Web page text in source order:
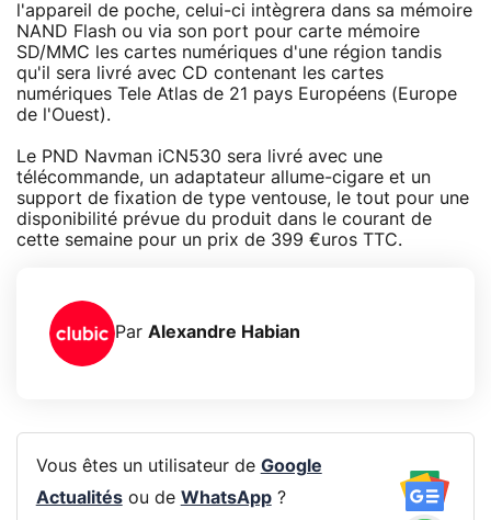
l'appareil de poche, celui-ci intègrera dans sa mémoire
NAND Flash ou via son port pour carte mémoire
SD/MMC les cartes numériques d'une région tandis
qu'il sera livré avec CD contenant les cartes
numériques Tele Atlas de 21 pays Européens (Europe
de l'Ouest).
Le PND Navman iCN530 sera livré avec une
télécommande, un adaptateur allume-cigare et un
support de fixation de type ventouse, le tout pour une
disponibilité prévue du produit dans le courant de
cette semaine pour un prix de 399 €uros TTC.
Par Alexandre Habian
Vous êtes un utilisateur de Google
Actualitésou de WhatsApp?